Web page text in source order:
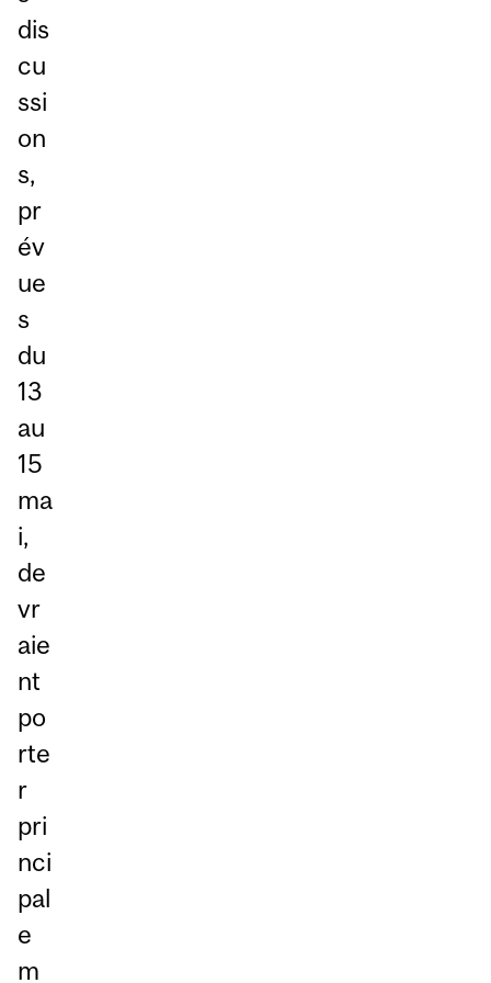
dis
cu
ssi
on
s,
pr
év
ue
s
du
13
au
15
ma
i,
de
vr
aie
nt
po
rte
r
pri
nci
pal
e
m